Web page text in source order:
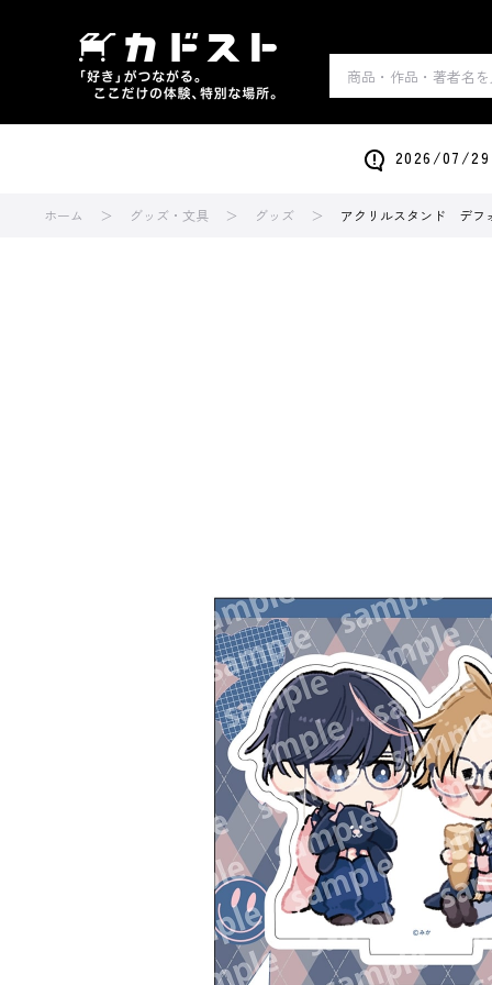
2026/07/29
ホーム グッズ・文具 グッズ アクリルスタンド デフ